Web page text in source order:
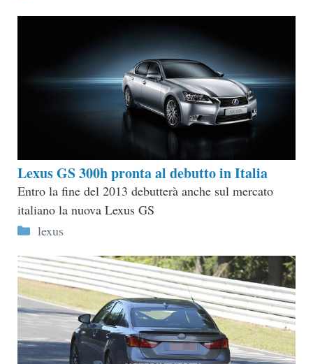
Lexus GS 300h pronta al debutto in Italia
Entro la fine del 2013 debutterà anche sul mercato
italiano la nuova Lexus GS
Categorie
lexus